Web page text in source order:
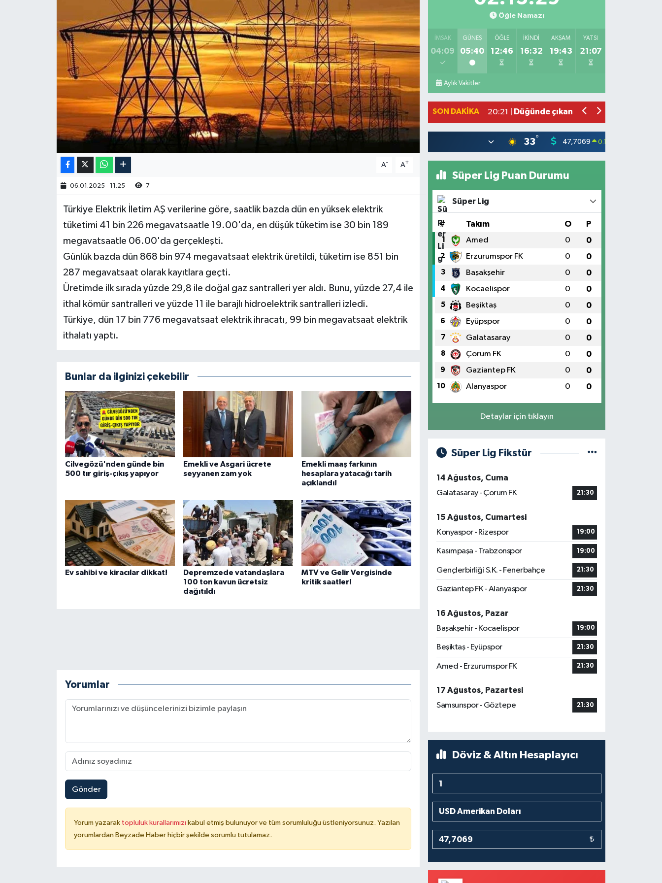
A- A+
06.01.2025 - 11:25 7
Türkiye Elektrik İletim AŞ verilerine göre, saatlik bazda dün en yüksek elektrik
tüketimi 41 bin 226 megavatsaatle 19.00'da, en düşük tüketim ise 30 bin 189
megavatsaatle 06.00'da gerçekleşti.
Günlük bazda dün 868 bin 974 megavatsaat elektrik üretildi, tüketim ise 851 bin
287 megavatsaat olarak kayıtlara geçti.
Üretimde ilk sırada yüzde 29,8 ile doğal gaz santralleri yer aldı. Bunu, yüzde 27,4 ile
ithal kömür santralleri​​​​​​​ ve yüzde 11 ile barajlı hidroelektrik santralleri izledi.
Türkiye, dün 17 bin 776 megavatsaat elektrik ihracatı, 99 bin megavatsaat elektrik
ithalatı yaptı.
Bunlar da ilginizi çekebilir
Cilvegözü'nden günde bin
500 tır giriş-çıkış yapıyor
Emekli ve Asgari ücrete
seyyanen zam yok
Emekli maaş farkının
hesaplara yatacağı tarih
açıklandı!
Ev sahibi ve kiracılar dikkat!
Depremzede vatandaşlara
100 ton kavun ücretsiz
dağıtıldı
MTV ve Gelir Vergisinde
kritik saatler!
Yorumlar
Gönder
Yorum yazarak topluluk kurallarımızı kabul etmiş bulunuyor ve tüm sorumluluğu üstleniyorsunuz. Yazılan
yorumlardan Beyzade Haber hiçbir şekilde sorumlu tutulamaz.
Öğle Namazı
İMSAK
04:09
GÜNEŞ
05:40
ÖĞLE
12:46
İKINDI
16:32
AKŞAM
19:43
YATSI
21:07
Aylık Vakitler
SON DAKIKA
10:39 |
Bahçede yaşanan yangında alevler
20:21 |
Düğünde çıkan yangına aldırış
33° 47,7069 0.17
Süper Lig Puan Durumu
Süper Lig
# Takım O P
1 Amed 0 0
2 Erzurumspor FK 0 0
3 Başakşehir 0 0
4 Kocaelispor 0 0
5 Beşiktaş 0 0
6 Eyüpspor 0 0
7 Galatasaray 0 0
8 Çorum FK 0 0
9 Gaziantep FK 0 0
10 Alanyaspor 0 0
Detaylar için tıklayın
Süper Lig Fikstür
14 Ağustos, Cuma
Galatasaray - Çorum FK
21:30
15 Ağustos, Cumartesi
Konyaspor - Rizespor
19:00
Kasımpaşa - Trabzonspor 19:00
Gençlerbirliği S.K. - Fenerbahçe 21:30
Gaziantep FK - Alanyaspor 21:30
16 Ağustos, Pazar
Başakşehir - Kocaelispor
19:00
Beşiktaş - Eyüpspor 21:30
Amed - Erzurumspor FK 21:30
17 Ağustos, Pazartesi
Samsunspor - Göztepe
21:30
Döviz & Altın Hesaplayıcı
₺